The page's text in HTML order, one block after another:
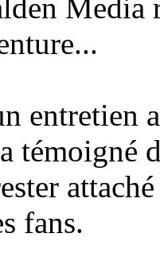
Media
entretien
témoigné
fans.